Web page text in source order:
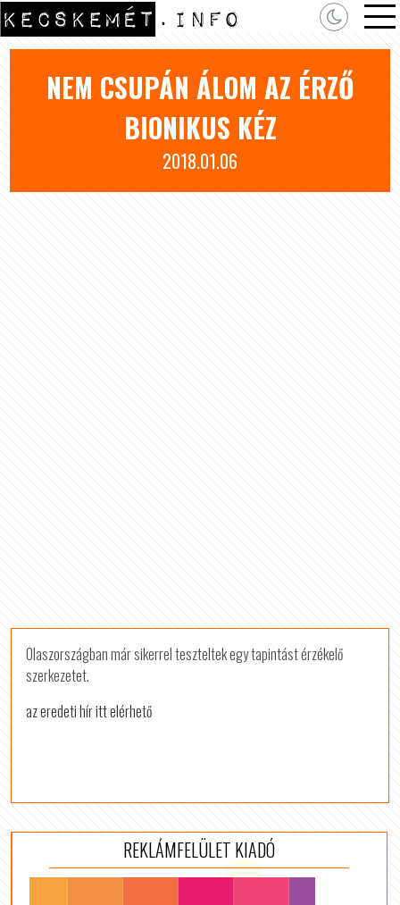
NEM CSUPÁN ÁLOM AZ ÉRZŐ
BIONIKUS KÉZ
2018.01.06
Olaszországban már sikerrel teszteltek egy tapintást érzékelő
szerkezetet.
az eredeti hír itt elérhető
REKLÁMFELÜLET KIADÓ